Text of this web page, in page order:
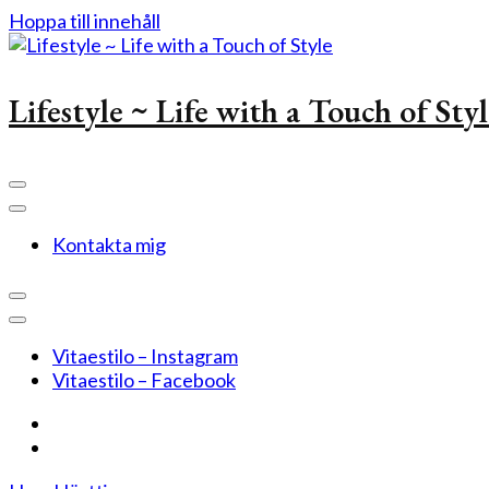
Hoppa till innehåll
Lifestyle ~ Life with a Touch of
Kontakta mig
Vitaestilo – Instagram
Vitaestilo – Facebook